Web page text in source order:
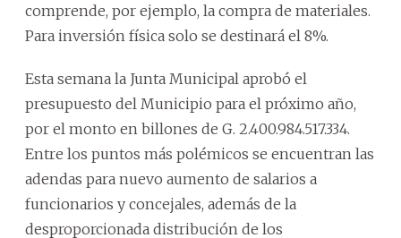
comprende, por ejemplo, la compra de materiales.
Para inversión física solo se destinará el 8%.
Esta semana la Junta Municipal aprobó el
presupuesto del Municipio para el próximo año,
por el monto en billones de G. 2.400.984.517.334.
Entre los puntos más polémicos se encuentran las
adendas para nuevo aumento de salarios a
funcionarios y concejales, además de la
desproporcionada distribución de los